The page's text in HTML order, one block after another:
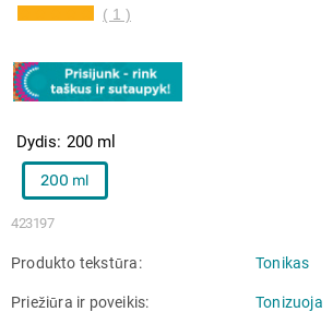
( 1 )
423197
Dydis 200 ml
200 ml
Produkto tekstūra Tonikas
Priežiūra ir poveikis Tonizuoja